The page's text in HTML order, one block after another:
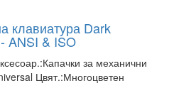
клавиатура Dark
ANSI & ISO
за механични
Цвят.:Многоцветен